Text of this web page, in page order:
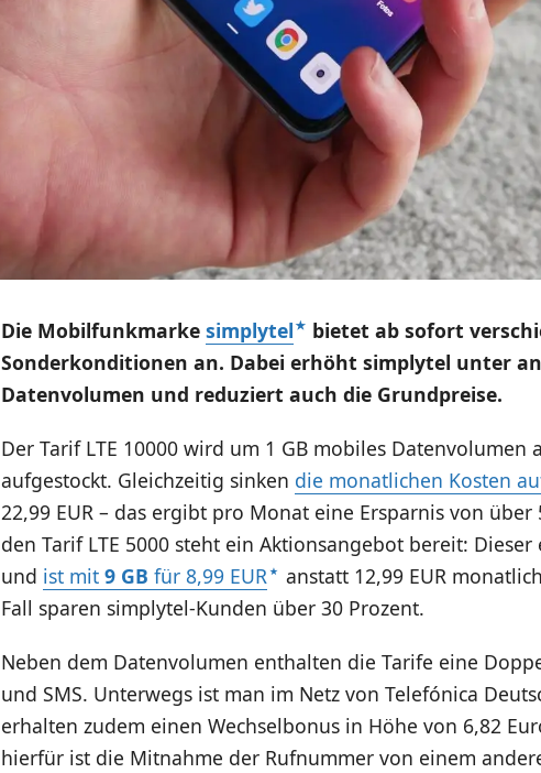
Die Mobilfunkmarke simplytel
bietet ab sofort
Sonderkonditionen an. Dabei erhöht simplytel unter
Datenvolumen und reduziert auch die Grundpreise.
Der Tarif LTE 10000 wird um 1 GB mobiles Datenvolumen
aufgestockt. Gleichzeitig sinken die monatlichen Kosten
22,99 EUR – das ergibt pro Monat eine Ersparnis von über
den Tarif LTE 5000 steht ein Aktionsangebot bereit: Dieser
und ist mit 9 GB für 8,99 EUR
anstatt 12,99 EUR
Fall sparen simplytel-Kunden über 30 Prozent.
Neben dem Datenvolumen enthalten die Tarife eine
und SMS. Unterwegs ist man im Netz von Telefónica
erhalten zudem einen Wechselbonus in Höhe von 6,82
hierfür ist die Mitnahme der Rufnummer von einem